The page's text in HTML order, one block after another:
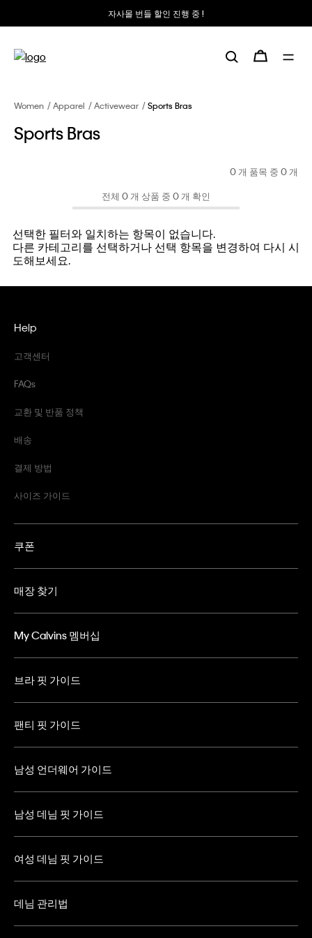
자사몰 번들 할인 진행 중 !
Women Apparel Activewear Sports Bras
Sports Bras
0 개 품목 중 0 개
전체 0 개 상품 중 0 개 확인
선택한 필터와 일치하는 항목이 없습니다.
다른 카테고리를 선택하거나 선택 항목을 변경하여 다시 시
도해보세요.
Help
고객센터
FAQs
교환 및 반품 정책
배송
결제 방법
사이즈 가이드
쿠폰
매장 찾기
My Calvins 멤버십
브라 핏 가이드
팬티 핏 가이드
남성 언더웨어 가이드
남성 데님 핏 가이드
여성 데님 핏 가이드
데님 관리법